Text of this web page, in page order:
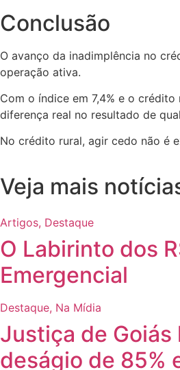
Conclusão
O avanço da inadimplência no
operação ativa.
Com o índice em 7,4% e o
diferença real no resultado de
No crédito rural, agir cedo não é
Veja mais
Artigos, Destaque
O Labirinto dos
Emergencial
Destaque, Na Mídia
Justiça de
deságio de 85%